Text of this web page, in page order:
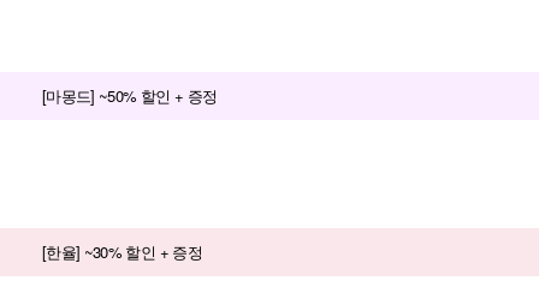
[마몽드] ~50% 할인 + 증정
[한율] ~30% 할인 + 증정